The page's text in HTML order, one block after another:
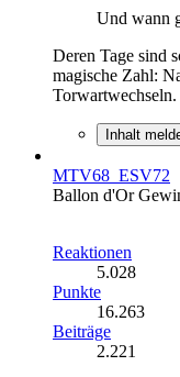
Und wann
Deren Tage sind
magische Zahl:
Torwartwechseln.
Inhalt
MTV68_ESV72
Ballon d'Or
Reaktionen
5.028
Punkte
16.263
Beiträge
2.221